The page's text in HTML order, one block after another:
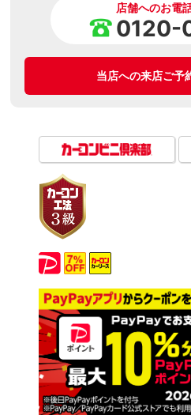
店舗へのお電
0120-
当店への来店ご予